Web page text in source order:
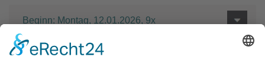
Beginn: Montag, 12.01.2026, 9x